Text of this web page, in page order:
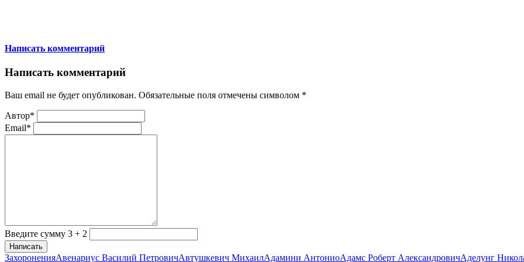
Написать комментарий
Написать комментарий
Ваш email не будет опубликован. Обязательные поля отмечены символом *
Автор*
Email*
Введите сумму 3 + 2
Написать
ЗахороненияАвенариус Василий ПетровичАвтушкевич МихаилАдамини АнтониоАдамс Роберт АлександровичАделунг